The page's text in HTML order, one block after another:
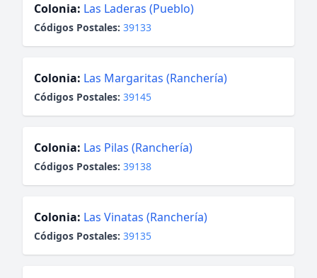
Colonia: Las Laderas (Pueblo)
Códigos Postales: 39133
Colonia: Las Margaritas (Ranchería)
Códigos Postales: 39145
Colonia: Las Pilas (Ranchería)
Códigos Postales: 39138
Colonia: Las Vinatas (Ranchería)
Códigos Postales: 39135